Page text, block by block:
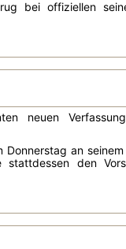
bei offiziellen
neuen
an
stattdessen den